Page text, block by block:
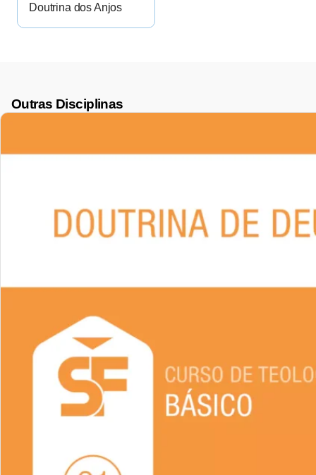
Doutrina dos Anjos
Outras Disciplinas